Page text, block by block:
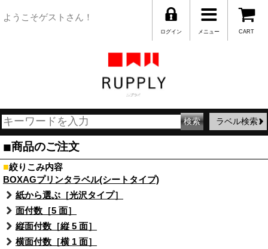
ようこそゲストさん！
CART
メニュー
ログイン
ラベル検索
■商品のご注文
■絞りこみ内容
BOXAGプリンタラベル(シートタイプ)
紙から選ぶ［光沢タイプ］
面付数［5 面］
縦面付数［縦 5 面］
横面付数［横 1 面］